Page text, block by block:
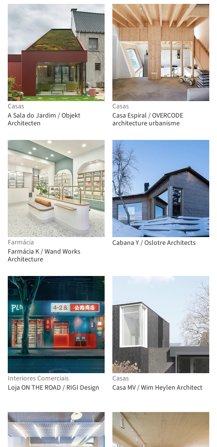
Casas
A Sala do Jardim / Objekt
Architecten
Casas
Casa Espiral / OVERCODE
architecture urbanisme
Farmácia
Farmácia K / Wand Works
Architecture
Cabana Y / Oslotre Architects
Interiores Comerciais
Loja ON THE ROAD / RIGI Design
Casas
Casa MV / Wim Heylen Architect